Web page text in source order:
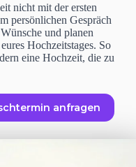
nicht mit der ersten
persönlichen Gespräch
und planen
Hochzeitstages. So
eine Hochzeit, die zu
anfragen